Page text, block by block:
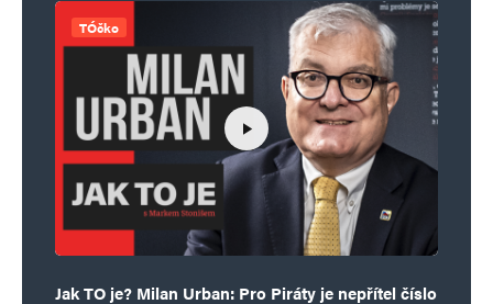
TÓčko
Jak TO je? Milan Urban: Pro Piráty je nepřítel číslo